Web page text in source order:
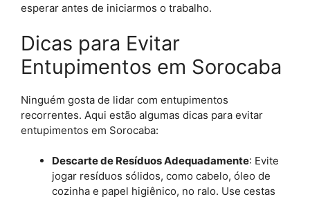
esperar antes de iniciarmos o trabalho.
Dicas para Evitar
Entupimentos em Sorocaba
Ninguém gosta de lidar com entupimentos
recorrentes. Aqui estão algumas dicas para evitar
entupimentos em Sorocaba:
Descarte de Resíduos Adequadamente: Evite
jogar resíduos sólidos, como cabelo, óleo de
cozinha e papel higiênico, no ralo. Use cestas